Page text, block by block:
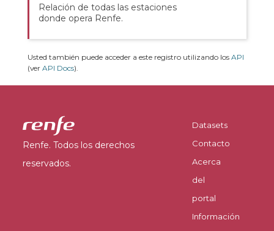
Relación de todas las estaciones
donde opera Renfe.
Usted también puede acceder a este registro utilizando los API
(ver API Docs).
Renfe. Todos los derechos
reservados.
Datasets
Contacto
Acerca
del
portal
Información